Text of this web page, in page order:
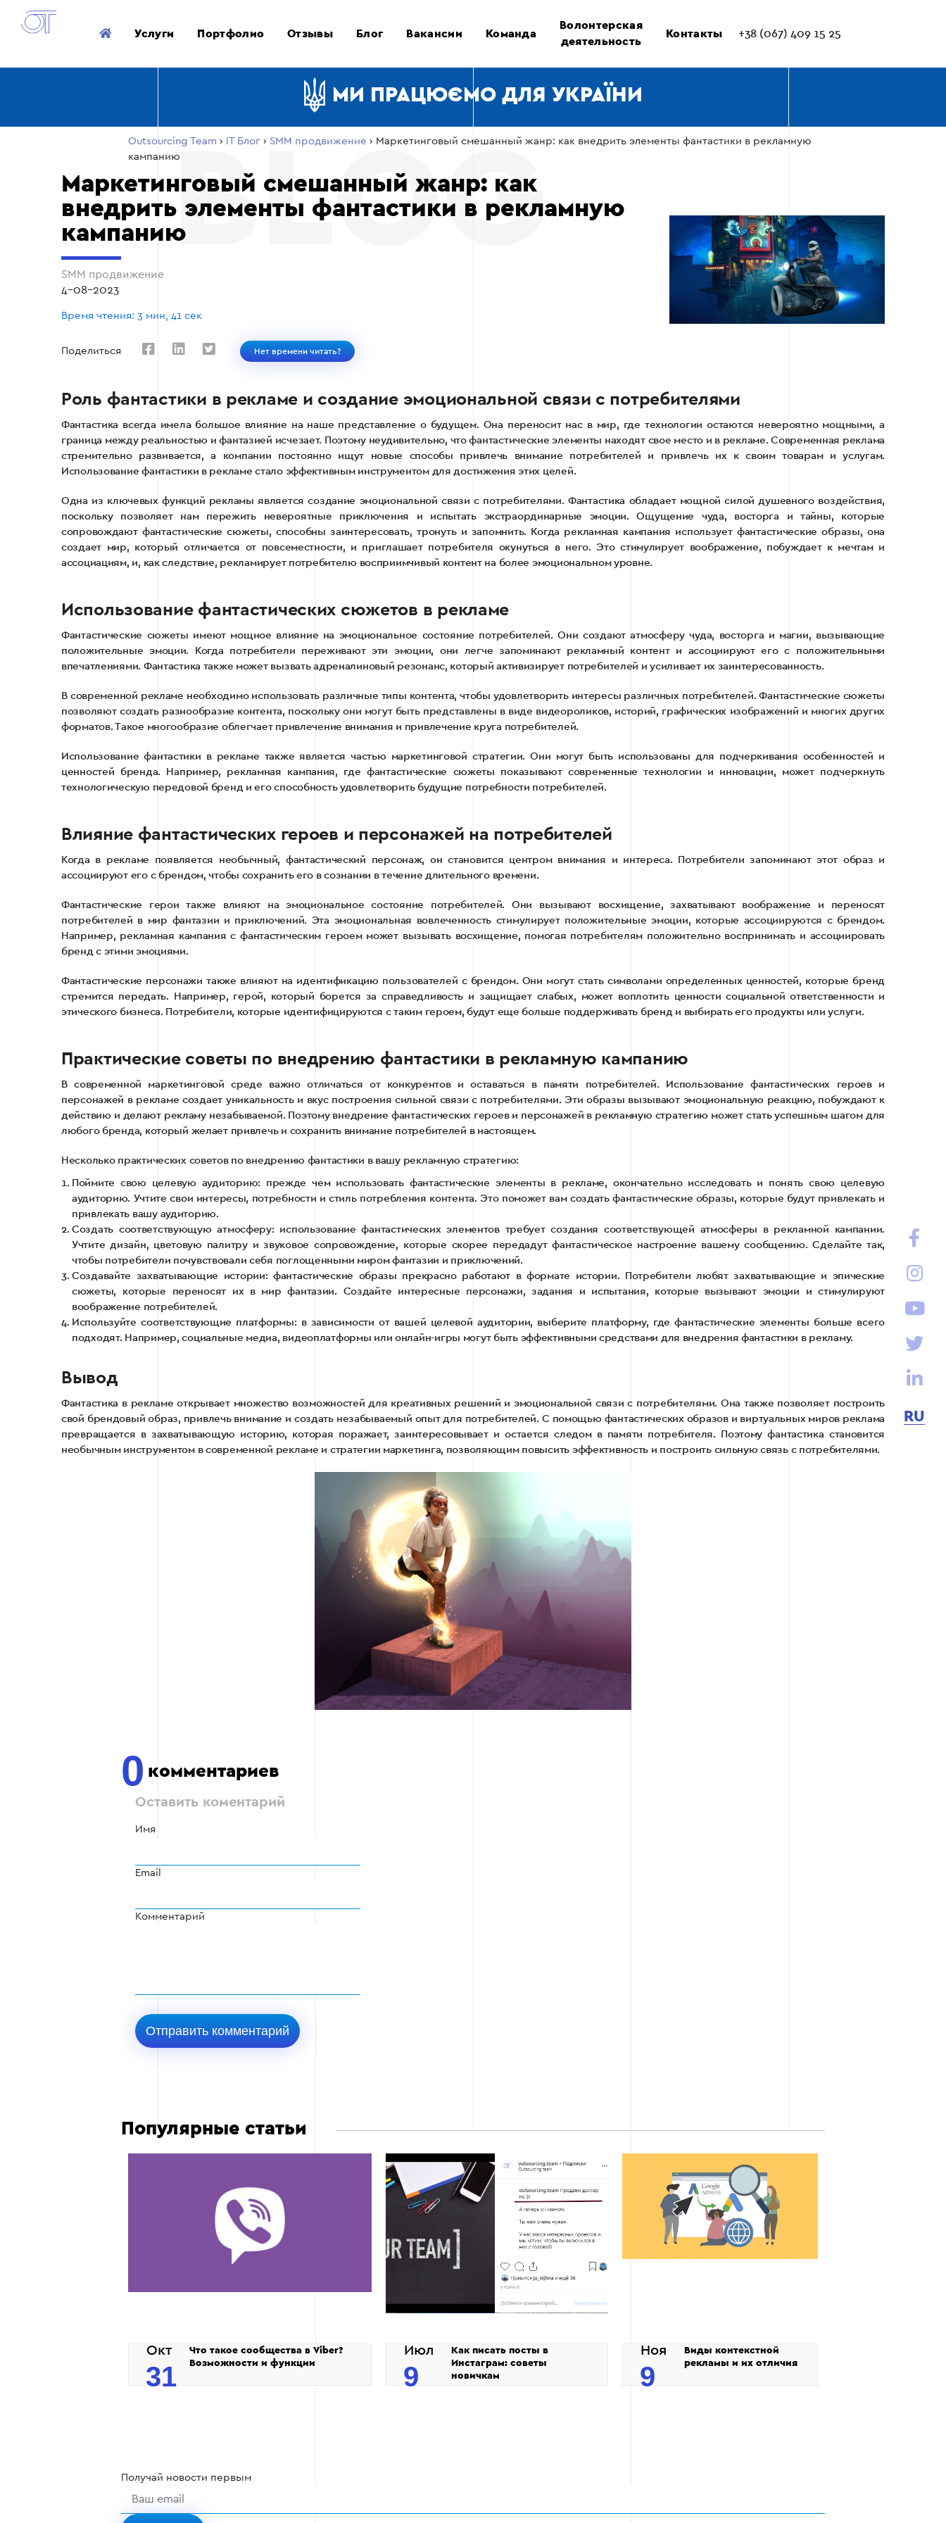
Услуги Портфолио Отзывы Блог Вакансии Команда
Волонтерская
деятельность
Контакты +38 (067) 409 15 25
МИ ПРАЦЮЄМО ДЛЯ УКРАЇНИ
Outsourcing Team › ІТ Блог › SMM продвижение › Маркетинговый смешанный жанр: как внедрить элементы фантастики в рекламную
кампанию
RU
Маркетинговый смешанный жанр: как
внедрить элементы фантастики в рекламную
кампанию
SMM продвижение
4-08-2023
Время чтения: 3 мин, 41 сек
Поделиться Нет времени читать?
Роль фантастики в рекламе и создание эмоциональной связи с потребителями
Фантастика всегда имела большое влияние на наше представление о будущем. Она переносит нас в мир, где технологии остаются невероятно мощными, а
граница между реальностью и фантазией исчезает. Поэтому неудивительно, что фантастические элементы находят свое место и в рекламе. Современная реклама
стремительно развивается, а компании постоянно ищут новые способы привлечь внимание потребителей и привлечь их к своим товарам и услугам.
Использование фантастики в рекламе стало эффективным инструментом для достижения этих целей.
Одна из ключевых функций рекламы является создание эмоциональной связи с потребителями. Фантастика обладает мощной силой душевного воздействия,
поскольку позволяет нам пережить невероятные приключения и испытать экстраординарные эмоции. Ощущение чуда, восторга и тайны, которые
сопровождают фантастические сюжеты, способны заинтересовать, тронуть и запомнить. Когда рекламная кампания использует фантастические образы, она
создает мир, который отличается от повсеместности, и приглашает потребителя окунуться в него. Это стимулирует воображение, побуждает к мечтам и
ассоциациям, и, как следствие, рекламирует потребителю восприимчивый контент на более эмоциональном уровне.
Использование фантастических сюжетов в рекламе
Фантастические сюжеты имеют мощное влияние на эмоциональное состояние потребителей. Они создают атмосферу чуда, восторга и магии, вызывающие
положительные эмоции. Когда потребители переживают эти эмоции, они легче запоминают рекламный контент и ассоциируют его с положительными
впечатлениями. Фантастика также может вызвать адреналиновый резонанс, который активизирует потребителей и усиливает их заинтересованность.
В современной рекламе необходимо использовать различные типы контента, чтобы удовлетворить интересы различных потребителей. Фантастические сюжеты
позволяют создать разнообразие контента, поскольку они могут быть представлены в виде видеороликов, историй, графических изображений и многих других
форматов. Такое многообразие облегчает привлечение внимания и привлечение круга потребителей.
Использование фантастики в рекламе также является частью маркетинговой стратегии. Они могут быть использованы для подчеркивания особенностей и
ценностей бренда. Например, рекламная кампания, где фантастические сюжеты показывают современные технологии и инновации, может подчеркнуть
технологическую передовой бренд и его способность удовлетворить будущие потребности потребителей.
Влияние фантастических героев и персонажей на потребителей
Когда в рекламе появляется необычный, фантастический персонаж, он становится центром внимания и интереса. Потребители запоминают этот образ и
ассоциируют его с брендом, чтобы сохранить его в сознании в течение длительного времени.
Фантастические герои также влияют на эмоциональное состояние потребителей. Они вызывают восхищение, захватывают воображение и переносят
потребителей в мир фантазии и приключений. Эта эмоциональная вовлеченность стимулирует положительные эмоции, которые ассоциируются с брендом.
Например, рекламная кампания с фантастическим героем может вызывать восхищение, помогая потребителям положительно воспринимать и ассоциировать
бренд с этими эмоциями.
Фантастические персонажи также влияют на идентификацию пользователей с брендом. Они могут стать символами определенных ценностей, которые бренд
стремится передать. Например, герой, который борется за справедливость и защищает слабых, может воплотить ценности социальной ответственности и
этического бизнеса. Потребители, которые идентифицируются с таким героем, будут еще больше поддерживать бренд и выбирать его продукты или услуги.
Практические советы по внедрению фантастики в рекламную кампанию
В современной маркетинговой среде важно отличаться от конкурентов и оставаться в памяти потребителей. Использование фантастических героев и
персонажей в рекламе создает уникальность и вкус построения сильной связи с потребителями. Эти образы вызывают эмоциональную реакцию, побуждают к
действию и делают рекламу незабываемой. Поэтому внедрение фантастических героев и персонажей в рекламную стратегию может стать успешным шагом для
любого бренда, который желает привлечь и сохранить внимание потребителей в настоящем.
Несколько практических советов по внедрению фантастики в вашу рекламную стратегию:
Поймите свою целевую аудиторию: прежде чем использовать фантастические элементы в рекламе, окончательно исследовать и понять свою целевую
аудиторию. Учтите свои интересы, потребности и стиль потребления контента. Это поможет вам создать фантастические образы, которые будут привлекать и
привлекать вашу аудиторию.
Создать соответствующую атмосферу: использование фантастических элементов требует создания соответствующей атмосферы в рекламной кампании.
Учтите дизайн, цветовую палитру и звуковое сопровождение, которые скорее передадут фантастическое настроение вашему сообщению. Сделайте так,
чтобы потребители почувствовали себя поглощенными миром фантазии и приключений.
Создавайте захватывающие истории: фантастические образы прекрасно работают в формате истории. Потребители любят захватывающие и эпические
сюжеты, которые переносят их в мир фантазии. Создайте интересные персонажи, задания и испытания, которые вызывают эмоции и стимулируют
воображение потребителей.
Используйте соответствующие платформы: в зависимости от вашей целевой аудитории, выберите платформу, где фантастические элементы больше всего
подходят. Например, социальные медиа, видеоплатформы или онлайн-игры могут быть эффективными средствами для внедрения фантастики в рекламу.
Вывод
Фантастика в рекламе открывает множество возможностей для креативных решений и эмоциональной связи с потребителями. Она также позволяет построить
свой брендовый образ, привлечь внимание и создать незабываемый опыт для потребителей. С помощью фантастических образов и виртуальных миров реклама
превращается в захватывающую историю, которая поражает, заинтересовывает и остается следом в памяти потребителя. Поэтому фантастика становится
необычным инструментом в современной рекламе и стратегии маркетинга, позволяющим повысить эффективность и построить сильную связь с потребителями.
0 комментариев
Оставить коментарий
Имя
Email
Комментарий
Популярные статьи
Окт
31
Что такое сообщества в Viber?
Возможности и функции
Июл
9
Как писать посты в
Инстаграм: советы
новичкам
Ноя
9
Виды контекстной
рекламы и их отличия
Получай новости первым